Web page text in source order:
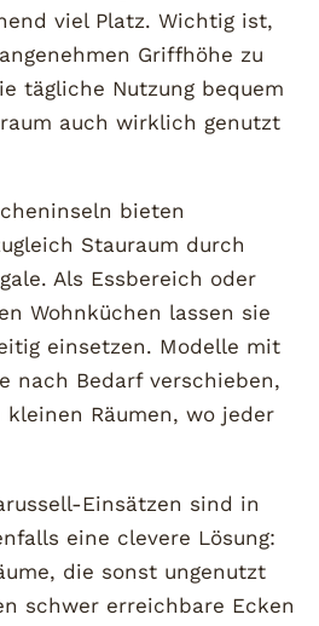
viel Platz. Wichtig ist,
Griffhöhe zu
tägliche Nutzung bequem
auch wirklich genutzt
bieten
Stauraum durch
Als Essbereich oder
Wohnküchen lassen sie
einsetzen. Modelle mit
nach Bedarf verschieben,
Räumen, wo jeder
Einsätzen sind in
eine clevere Lösung:
die sonst ungenutzt
schwer erreichbare Ecken